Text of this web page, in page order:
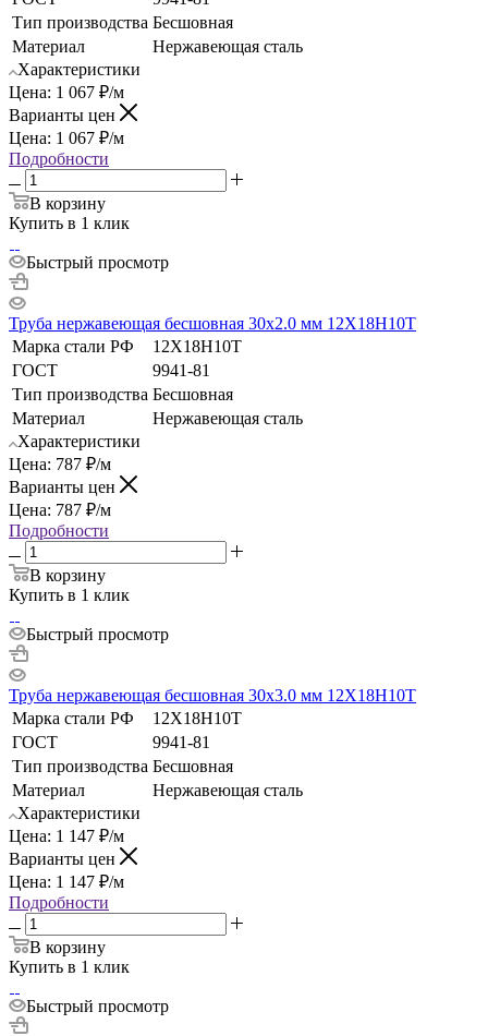
Тип производства Бесшовная
Материал
Нержавеющая сталь
Характеристики
Цена: 1 067 ₽/м
Варианты цен
Цена: 1 067 ₽/м
Подробности
В корзину
Купить в 1 клик
Быстрый просмотр
Труба нержавеющая бесшовная 30х2.0 мм 12Х18Н10Т
Марка стали РФ
12Х18Н10Т
ГОСТ
9941-81
Тип производства Бесшовная
Материал
Нержавеющая сталь
Характеристики
Цена: 787 ₽/м
Варианты цен
Цена: 787 ₽/м
Подробности
В корзину
Купить в 1 клик
Быстрый просмотр
Труба нержавеющая бесшовная 30х3.0 мм 12Х18Н10Т
Марка стали РФ
12Х18Н10Т
ГОСТ
9941-81
Тип производства Бесшовная
Материал
Нержавеющая сталь
Характеристики
Цена: 1 147 ₽/м
Варианты цен
Цена: 1 147 ₽/м
Подробности
В корзину
Купить в 1 клик
Быстрый просмотр